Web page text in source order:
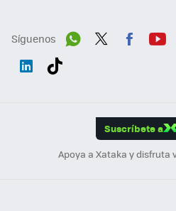
Síguenos
Suscríbete a
Apoya a Xataka y disfruta